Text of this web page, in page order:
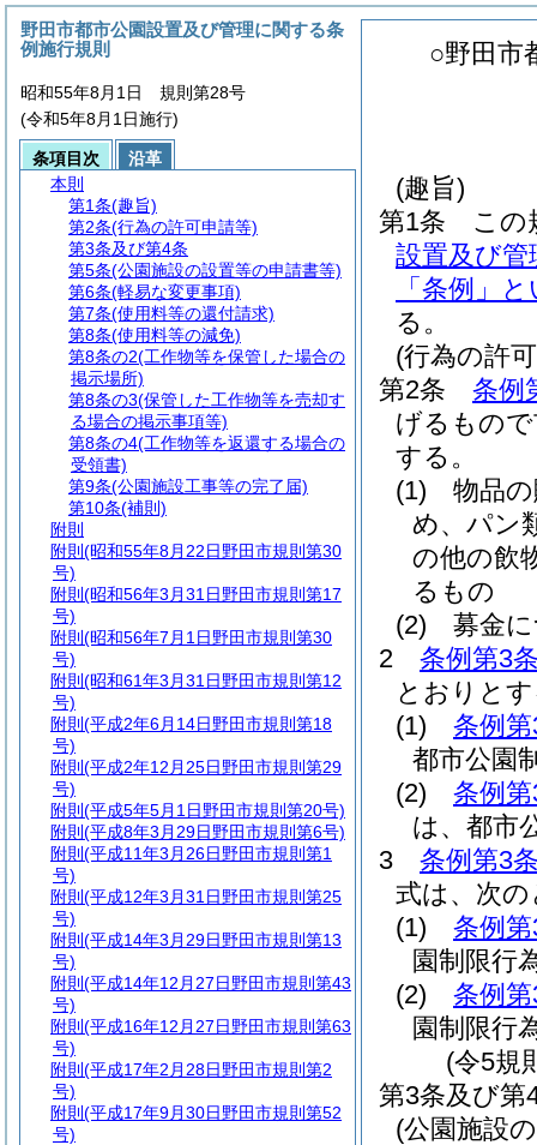
○野田市
(趣旨)
第1条
この
設置及び
「条例」
る。
(行為の許
第2条
条例
げるもの
する。
(1)
物品
め、パン
の他の飲
るもの
(2)
募金
2
条例第3
とおりと
(1)
条例
都市公園
(2)
条例
は、都市
3
条例第3
式は、次
(1)
条例
園制限行
(2)
条例
園制限行
(令5規
第3条及び第
(公園施設
野田市都市公園設置及び管理に関する条
例施行規則
昭和55年8月1日 規則第28号
(令和5年8月1日施行)
条項目次
沿革
本則
第1条(趣旨)
第2条(行為の許可申請等)
第3条及び第4条
第5条(公園施設の設置等の申請書等)
第6条(軽易な変更事項)
第7条(使用料等の還付請求)
第8条(使用料等の減免)
第8条の2(工作物等を保管した場合の
掲示場所)
第8条の3(保管した工作物等を売却す
る場合の掲示事項等)
第8条の4(工作物等を返還する場合の
受領書)
第9条(公園施設工事等の完了届)
第10条(補則)
附則
附則 (昭和55年8月22日野田市規則第30
号)
附則 (昭和56年3月31日野田市規則第17
号)
附則 (昭和56年7月1日野田市規則第30
号)
附則 (昭和61年3月31日野田市規則第12
号)
附則 (平成2年6月14日野田市規則第18
号)
附則 (平成2年12月25日野田市規則第29
号)
附則 (平成5年5月1日野田市規則第20号)
附則 (平成8年3月29日野田市規則第6号)
附則 (平成11年3月26日野田市規則第1
号)
附則 (平成12年3月31日野田市規則第25
号)
附則 (平成14年3月29日野田市規則第13
号)
附則 (平成14年12月27日野田市規則第43
号)
附則 (平成16年12月27日野田市規則第63
号)
附則 (平成17年2月28日野田市規則第2
号)
附則 (平成17年9月30日野田市規則第52
号)